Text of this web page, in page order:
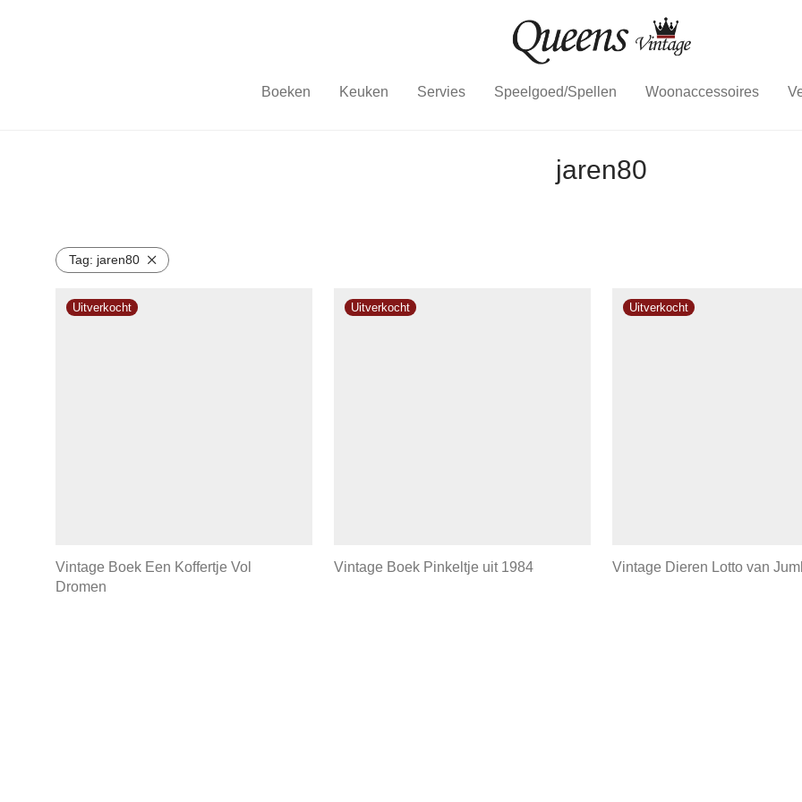
Boeken Keuken Servies Speelgoed/Spellen Woonaccessoires
jaren80
Tag: jaren80
Vintage Boek Een Koffertje Vol
Dromen
Vintage Boek Pinkeltje uit 1984 Vintage Dieren Lotto van